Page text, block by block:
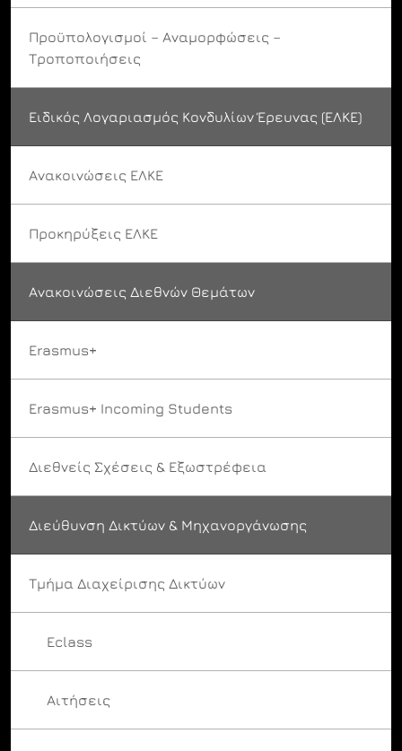
Προϋπολογισμοί – Αναμορφώσεις –
Τροποποιήσεις
Ειδικός Λογαριασμός Κονδυλίων Έρευνας (ΕΛΚΕ)
Ανακοινώσεις ΕΛΚΕ
Προκηρύξεις ΕΛΚΕ
Ανακοινώσεις Διεθνών Θεμάτων
Erasmus+
Erasmus+ Incoming Students
Διεθνείς Σχέσεις & Εξωστρέφεια
Διεύθυνση Δικτύων & Μηχανοργάνωσης
Τμήμα Διαχείρισης Δικτύων
Eclass
Αιτήσεις